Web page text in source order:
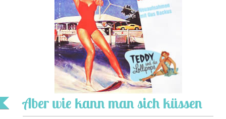
Aber wie kann man sich küssen